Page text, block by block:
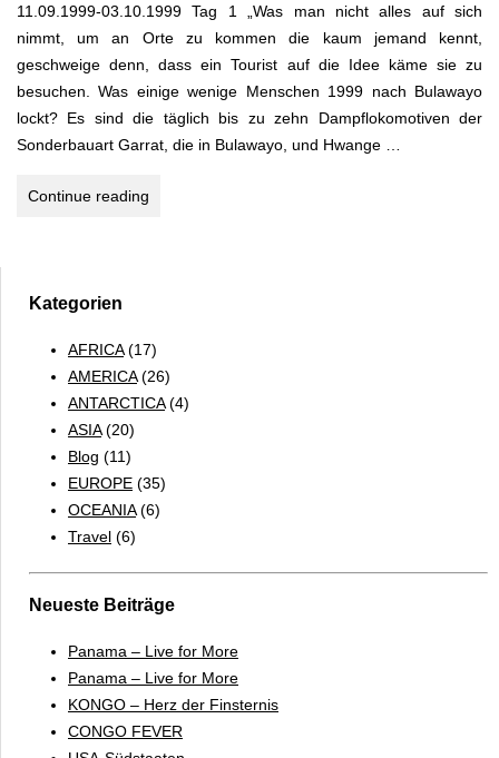
11.09.1999-03.10.1999 Tag 1 „Was man nicht alles auf sich
nimmt, um an Orte zu kommen die kaum jemand kennt,
geschweige denn, dass ein Tourist auf die Idee käme sie zu
besuchen. Was einige wenige Menschen 1999 nach Bulawayo
lockt? Es sind die täglich bis zu zehn Dampflokomotiven der
Sonderbauart Garrat, die in Bulawayo, und Hwange …
Continue reading
Kategorien
AFRICA(17)
AMERICA(26)
ANTARCTICA(4)
ASIA(20)
Blog (11)
EUROPE (35)
OCEANIA(6)
Travel (6)
Neueste Beiträge
Panama – Live for More
Panama – Live for More
KONGO – Herz der Finsternis
CONGO FEVER